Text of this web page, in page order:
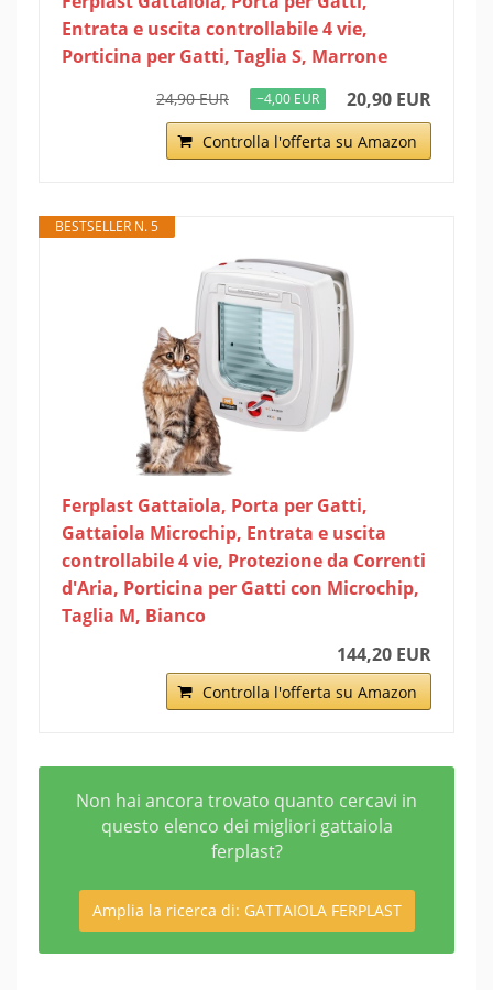
Entrata e uscita controllabile 4 vie,
Porticina per Gatti, Taglia S, Marrone
24,90 EUR −4,00 EUR 20,90 EUR
Controlla l'offerta su Amazon
BESTSELLER N. 5
Ferplast Gattaiola, Porta per Gatti,
Gattaiola Microchip, Entrata e uscita
controllabile 4 vie, Protezione da Correnti
d'Aria, Porticina per Gatti con Microchip,
Taglia M, Bianco
144,20 EUR
Controlla l'offerta su Amazon
Non hai ancora trovato quanto cercavi in
questo elenco dei migliori gattaiola
ferplast?
Amplia la ricerca di: GATTAIOLA FERPLAST